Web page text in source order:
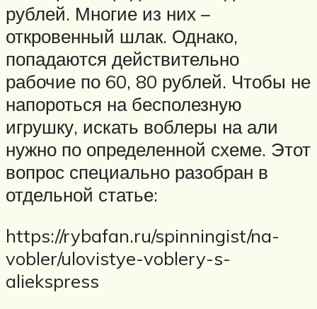
рублей. Многие из них –
откровенный шлак. Однако,
попадаются действительно
рабочие по 60, 80 рублей. Чтобы не
напороться на бесполезную
игрушку, искать воблеры на али
нужно по определенной схеме. Этот
вопрос специально разобран в
отдельной статье:
https://rybafan.ru/spinningist/na-
vobler/ulovistye-voblery-s-
aliekspress